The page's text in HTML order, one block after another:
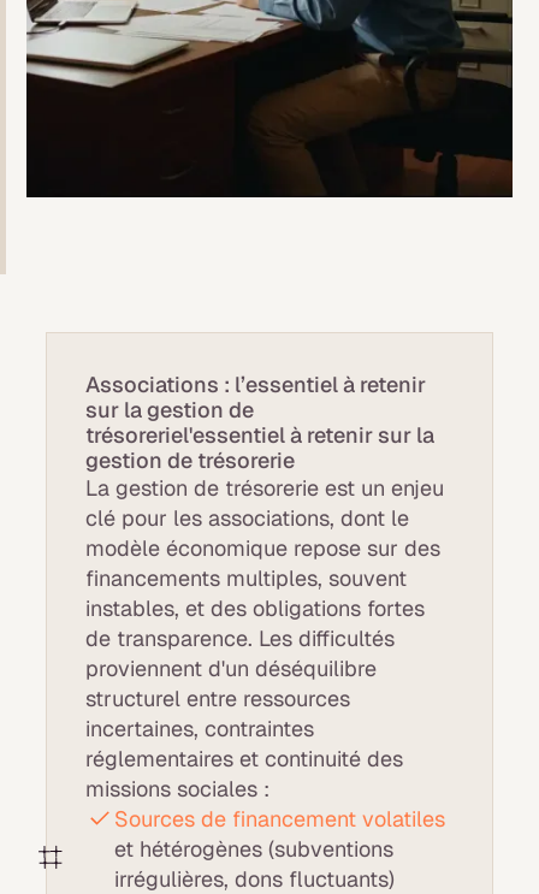
Associations : l’essentiel à retenir
sur la gestion de
trésoreriel'essentiel à retenir sur la
gestion de trésorerie
La gestion de trésorerie est un enjeu
clé pour les associations, dont le
modèle économique repose sur des
financements multiples, souvent
instables, et des obligations fortes
de transparence. Les difficultés
proviennent d'un déséquilibre
structurel entre ressources
incertaines, contraintes
réglementaires et continuité des
missions sociales :
Sources de financement volatiles
et hétérogènes (subventions
irrégulières, dons fluctuants)